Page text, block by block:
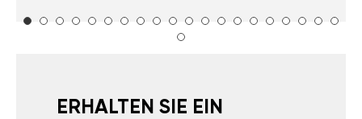
ERHALTEN SIE EIN